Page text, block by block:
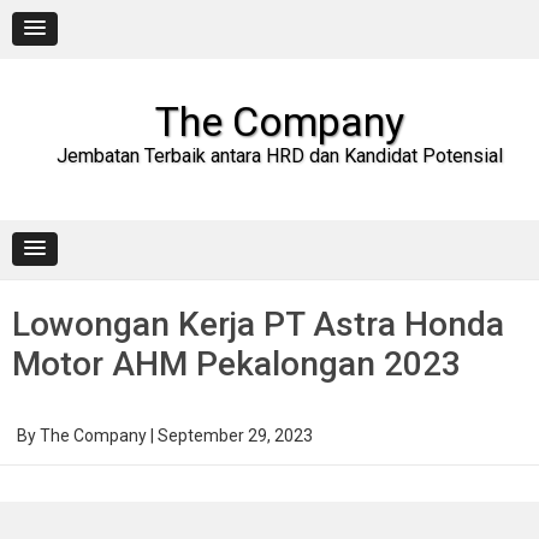
content
The Company
Jembatan Terbaik antara HRD dan Kandidat Potensial
Lowongan Kerja PT Astra Honda
Motor AHM Pekalongan 2023
ByThe Company September 29, 2023